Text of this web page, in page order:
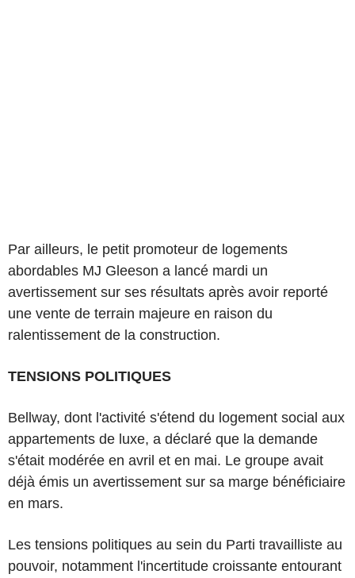
Par ailleurs, le petit promoteur de logements
abordables MJ Gleeson a lancé mardi un
avertissement sur ses résultats après avoir reporté
une vente de terrain majeure en raison du
ralentissement de la construction.
TENSIONS POLITIQUES
Bellway, dont l'activité s'étend du logement social aux
appartements de luxe, a déclaré que la demande
s'était modérée en avril et en mai. Le groupe avait
déjà émis un avertissement sur sa marge bénéficiaire
en mars.
Les tensions politiques au sein du Parti travailliste au
pouvoir, notamment l'incertitude croissante entourant